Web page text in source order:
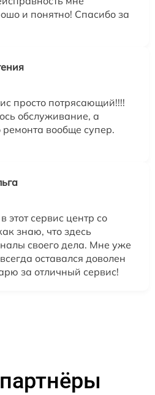
и понятно! Спасибо за
просто потрясающий!!!!
обслуживание, а
ремонта вообще супер.
этот сервис центр со
знаю, что здесь
своего дела. Мне уже
оставался доволен
за отличный сервис!